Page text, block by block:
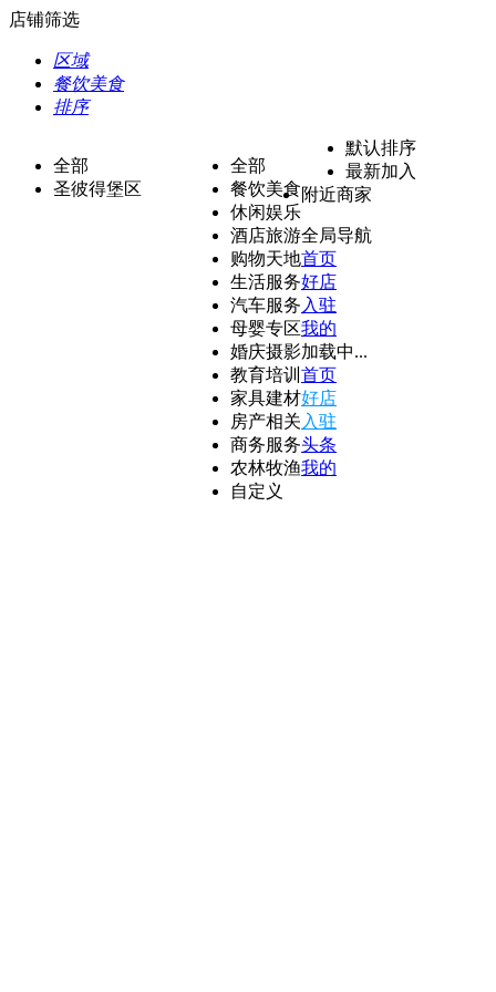
店铺筛选
区域
餐饮美食
排序
全部
圣彼得堡区
全部
餐饮美食
休闲娱乐
酒店旅游
购物天地
生活服务
汽车服务
母婴专区
婚庆摄影
教育培训
家具建材
房产相关
商务服务
农林牧渔
自定义
默认排序
最新加入
附近商家
全局导航
首页
好店
入驻
我的
加载中...
首页
好店
入驻
头条
我的